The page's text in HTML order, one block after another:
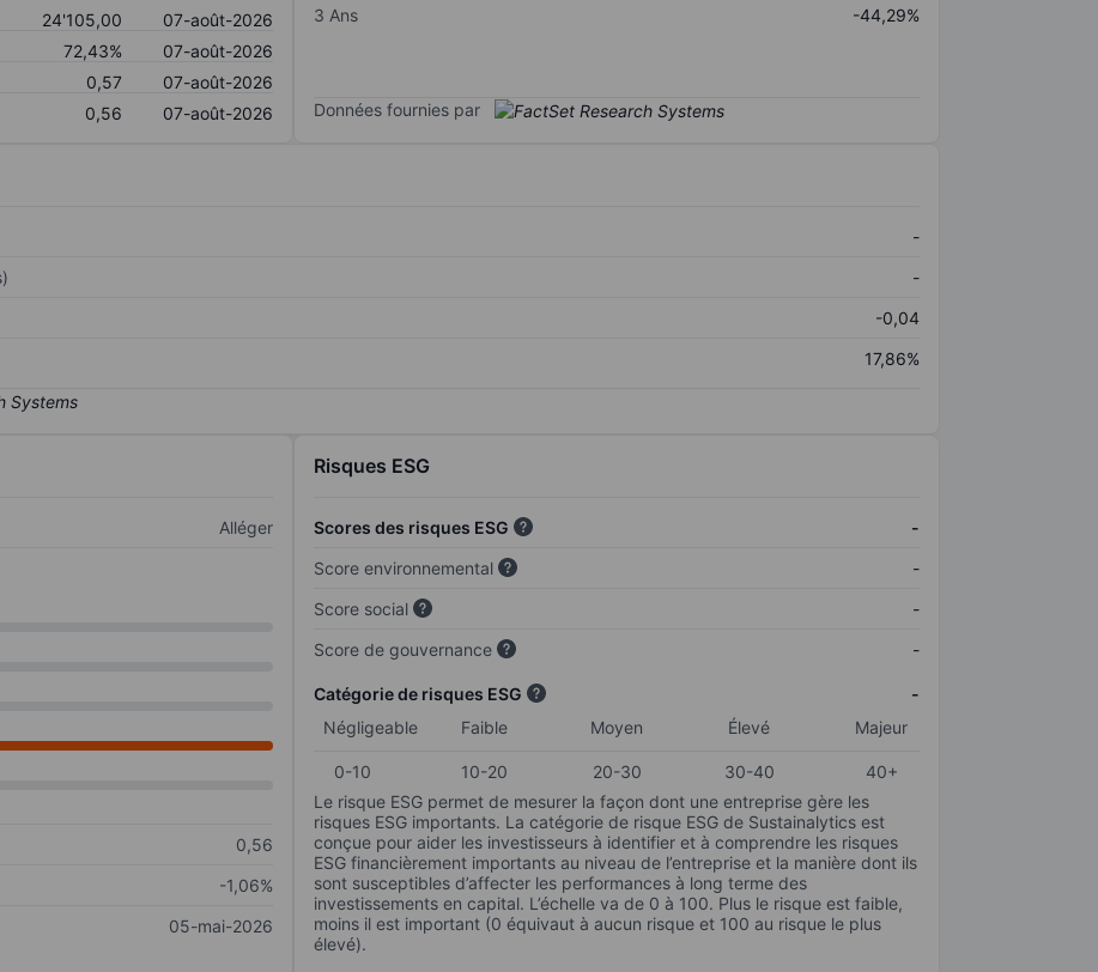
24'105,00
07-août-2026
72,43%
07-août-2026
0,57
07-août-2026
0,56 07-août-2026
3 Ans
-44,29%
Données fournies par
-
-
-0,04
17,86%
Alléger
0,56
-1,06%
05-mai-2026
Risques ESG
Scores des risques ESG
-
Score environnemental
-
Score social
-
Score de gouvernance
-
Catégorie de risques ESG
-
Négligeable
Faible Moyen Élevé Majeur
0-10 10-20 20-30 30-40
40+
Le risque ESG permet de mesurer la façon dont une entreprise gère les
risques ESG importants. La catégorie de risque ESG de Sustainalytics est
conçue pour aider les investisseurs à identifier et à comprendre les risques
ESG financièrement importants au niveau de l’entreprise et la manière dont ils
sont susceptibles d’affecter les performances à long terme des
investissements en capital. L’échelle va de 0 à 100. Plus le risque est faible,
moins il est important (0 équivaut à aucun risque et 100 au risque le plus
élevé).